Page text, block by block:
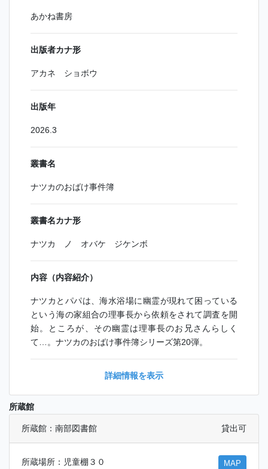
あかね書房
出版者カナ形
アカネ ショボウ
出版年
2026.3
叢書名
ナツカのおばけ事件簿
叢書名カナ形
ナツカ ノ オバケ ジケンボ
内容（内容紹介）
ナツカとパパは、海水浴場に幽霊が現れて困っている
という海の家組合の理事長から依頼をされて調査を開
始。ところが、その幽霊は理事長のお兄さんらしく
て…。ナツカのおばけ事件簿シリーズ第20弾。
詳細情報を表示
所蔵館
所蔵館：南部図書館 貸出可
所蔵場所：児童棚３０
MAP